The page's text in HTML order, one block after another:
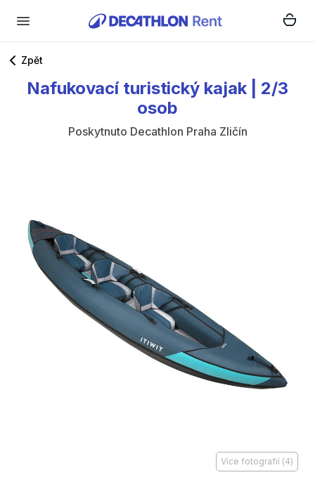
Zpět
Nafukovací turistický kajak 2​​/​​3
osob
Poskytnuto Decathlon Praha Zličín
Více fotografií (4)